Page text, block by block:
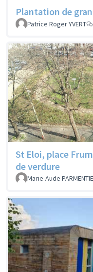
Plantation de
Patrice Roger YVERT
St Eloi, place
de verdure
Marie-Aude